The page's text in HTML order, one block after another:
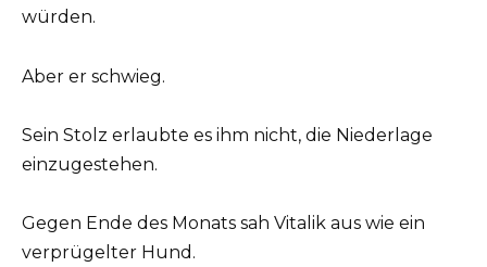
würden.
Aber er schwieg.
Sein Stolz erlaubte es ihm nicht, die Niederlage
einzugestehen.
Gegen Ende des Monats sah Vitalik aus wie ein
verprügelter Hund.